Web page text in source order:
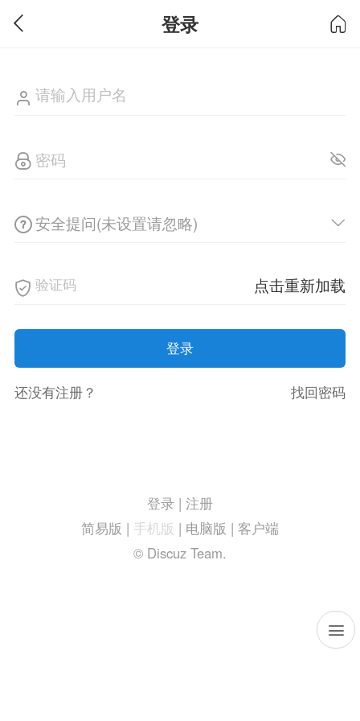
登录
安全提问(未设置请忽略)
点击重新加载
登录
还没有注册？ 找回密码
登录 | 注册
简易版 | 手机版 | 电脑版 | 客户端
© Discuz Team.